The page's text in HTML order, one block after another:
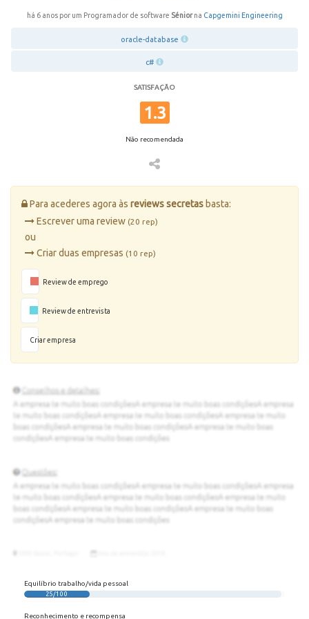
há 6 anos por um Programador de software Séniorna Capgemini Engineering
oracle-database
c#
SATISFAÇÃO
1.3
Não recomendada
Para acederes agora às reviews secretas basta:
Escrever uma review (20 rep)
ou
Criar duas empresas (10 rep)
Review de emprego
Review de entrevista
Criar empresa
Equilíbrio trabalho/vida pessoal
25/100
Reconhecimento e recompensa